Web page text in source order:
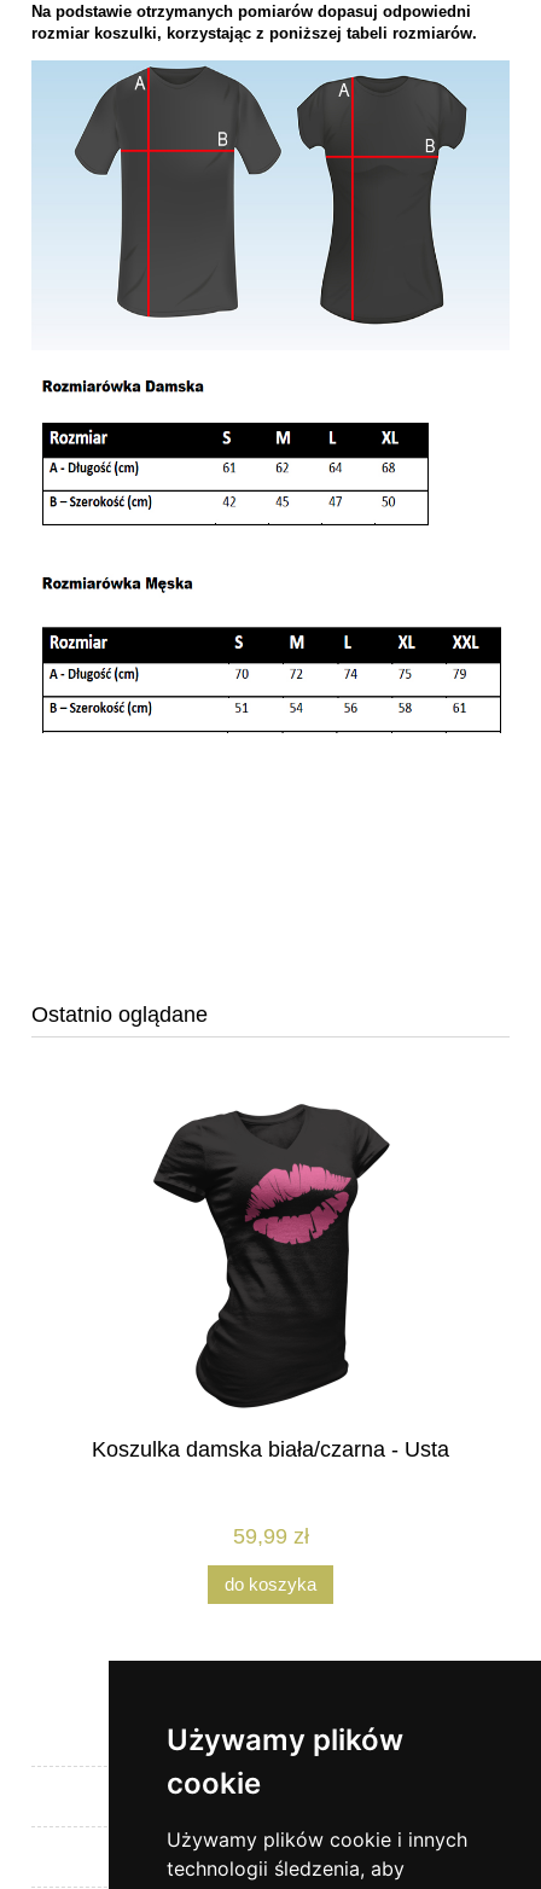
Używamy plików
cookie
Używamy plików cookie i innych
technologii śledzenia, aby
Na podstawie otrzymanych pomiarów dopasuj odpowiedni
rozmiar koszulki, korzystając z poniższej tabeli rozmiarów.
Ostatnio oglądane
Koszulka damska biała/czarna - Usta
59,99 zł
do koszyka
Pomoc
Moje konto
Płatności i dostawa